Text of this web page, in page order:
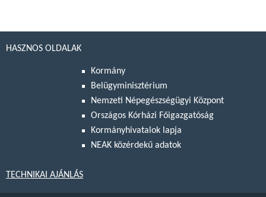
HASZNOS OLDALAK
Kormány
Belügyminisztérium
Nemzeti Népegészségügyi Központ
Országos Kórházi Főigazgatóság
Kormányhivatalok lapja
NEAK közérdekű adatok
TECHNIKAI AJÁNLÁS